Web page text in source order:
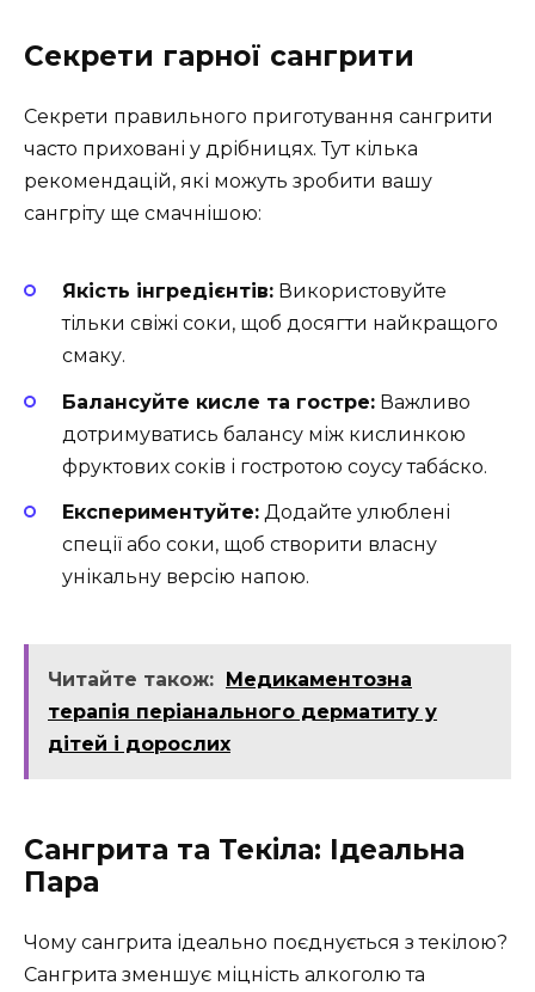
Секрети гарної сангрити
Секрети правильного приготування сангрити
часто приховані у дрібницях. Тут кілька
рекомендацій, які можуть зробити вашу
сангріту ще смачнішою:
Якість інгредієнтів: Використовуйте
тільки свіжі соки, щоб досягти найкращого
смаку.
Балансуйте кисле та гостре: Важливо
дотримуватись балансу між кислинкою
фруктових соків і гостротою соусу таба́ско.
Експериментуйте: Додайте улюблені
спеції або соки, щоб створити власну
унікальну версію напою.
Читайте також: Медикаментозна
терапія періанального дерматиту у
дітей і дорослих
Сангрита та Текіла: Ідеальна
Пара
Чому сангрита ідеально поєднується з текілою?
Сангрита зменшує міцність алкоголю та